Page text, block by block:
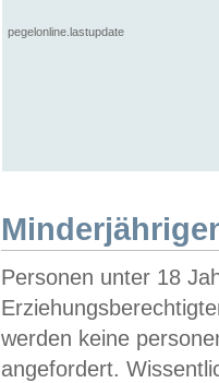
pegelonline.lastupdate
Personen unter 18
werden keine
angefordert.